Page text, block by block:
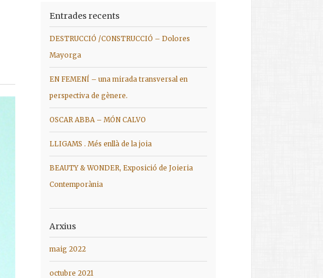
Entrades recents
DESTRUCCIÓ /CONSTRUCCIÓ – Dolores
Mayorga
EN FEMENÍ – una mirada transversal en
perspectiva de gènere.
OSCAR ABBA – MÓN CALVO
LLIGAMS . Més enllà de la joia
BEAUTY & WONDER, Exposició de Joieria
Contemporània
Arxius
maig 2022
octubre 2021